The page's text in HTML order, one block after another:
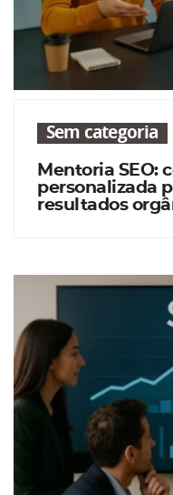
Sem categoria
Mentoria SEO:
personalizada
resultados